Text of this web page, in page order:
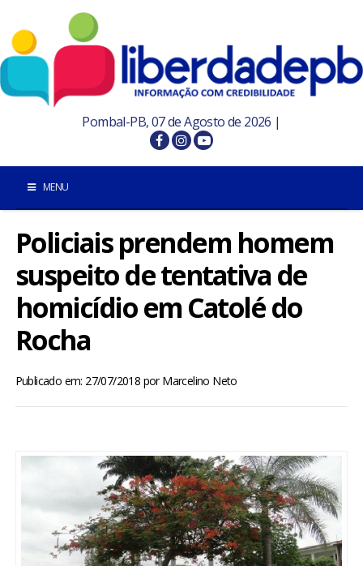
Pombal-PB, 07 de Agosto de 2026 |
MENU
INÍCIO
POMBAL E REGIÃO
ENTRETENIMENTO
ENQUETE
Policiais prendem homem
suspeito de tentativa de
homicídio em Catolé do
Rocha
Publicado em: 27/07/2018 porMarcelino Neto